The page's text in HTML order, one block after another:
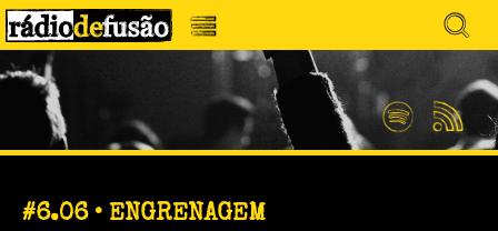
Avançar
para
conteúdo
Menu
Search
for:
RÁDIO DEFUSÃO
MÚSICA SEM PRECONCEITOS. CONVERSA
SEM PRETENSÕES.
Spotify Feed
RSS
#6.06 • ENGRENAGEM